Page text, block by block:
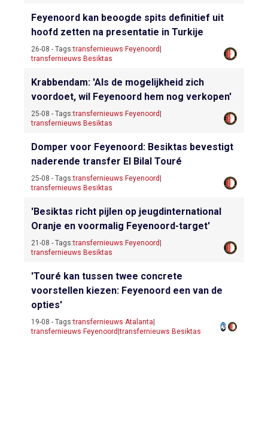
Feyenoord kan beoogde spits definitief uit
hoofd zetten na presentatie in Turkije
26-08 - Tags:transfernieuws Feyenoord
transfernieuws Besiktas
Krabbendam: 'Als de mogelijkheid zich
voordoet, wil Feyenoord hem nog verkopen'
25-08 - Tags:transfernieuws Feyenoord
transfernieuws Besiktas
Domper voor Feyenoord: Besiktas bevestigt
naderende transfer El Bilal Touré
25-08 - Tags:transfernieuws Feyenoord
transfernieuws Besiktas
'Besiktas richt pijlen op jeugdinternational
Oranje en voormalig Feyenoord-target'
21-08 - Tags:transfernieuws Feyenoord
transfernieuws Besiktas
'Touré kan tussen twee concrete
voorstellen kiezen: Feyenoord een van de
opties'
19-08 - Tags:transfernieuws Atalanta
transfernieuws Feyenoord |transfernieuws Besiktas